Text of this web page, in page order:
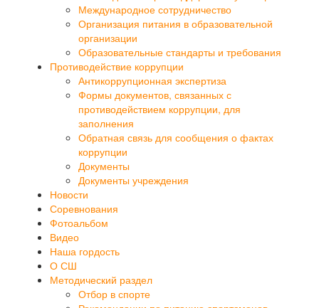
Международное сотрудничество
Организация питания в образовательной
организации
Образовательные стандарты и требования
Противодействие коррупции
Антикоррупционная экспертиза
Формы документов, связанных с
противодействием коррупции, для
заполнения
Обратная связь для сообщения о фактах
коррупции
Документы
Документы учреждения
Новости
Соревнования
Фотоальбом
Видео
Наша гордость
О СШ
Методический раздел
Отбор в спорте